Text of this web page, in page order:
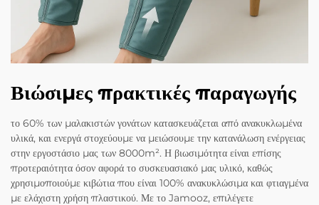
Βιώσιμες πρακτικές παραγωγής
το 60% των μαλακιστών γονάτων κατασκευάζεται από ανακυκλωμένα
υλικά, και ενεργά στοχεύουμε να μειώσουμε την κατανάλωση ενέργειας
στην εργοστάσιο μας των 8000m². Η βιωσιμότητα είναι επίσης
προτεραιότητα όσον αφορά το συσκευασιακό μας υλικό, καθώς
χρησιμοποιούμε κιβώτια που είναι 100% ανακυκλώσιμα και φτιαγμένα
με ελάχιστη χρήση πλαστικού. Με το Jamooz, επιλέγετε